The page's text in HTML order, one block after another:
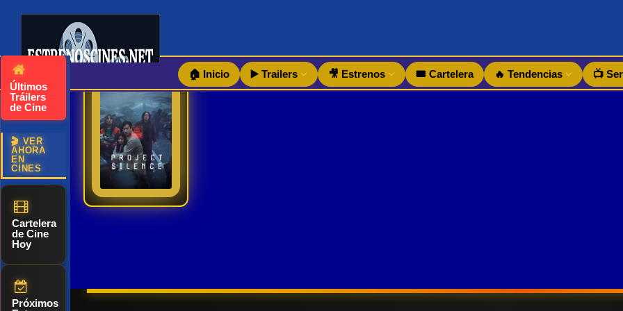
Últimos
Tráilers
de Cine
🎬 VER
AHORA
EN
CINES
Cartelera
de Cine
Hoy
Próximos
🏠 Inicio ▶️ Trailers 🎥 Estrenos 🎟️ Cartelera 🔥 Tendencias 📺
Debido al
repentino
deterioro de
las
condiciones
aeropuerto
7
2024
Ver TraiLer